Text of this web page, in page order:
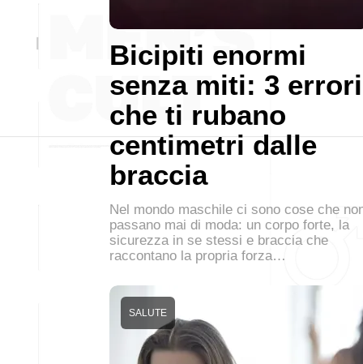
Bicipiti enormi
senza miti: 3 errori
che ti rubano
centimetri dalle
braccia
Nel mondo maschile ci sono cose che
passano mai di moda: un corpo forte, la
sicurezza in se stessi e braccia che
raccontano la propria forza…
SALUTE